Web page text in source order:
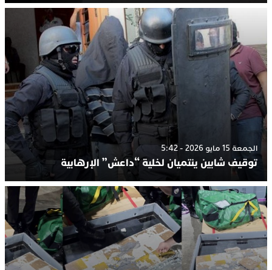
الجمعة 15 مايو 2026 - 5:42
توقيف شابين ينتميان لخلية “داعش” الإرهابية